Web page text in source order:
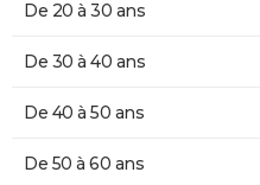
De 20 à 30 ans
De 30 à 40 ans
De 40 à 50 ans
De 50 à 60 ans